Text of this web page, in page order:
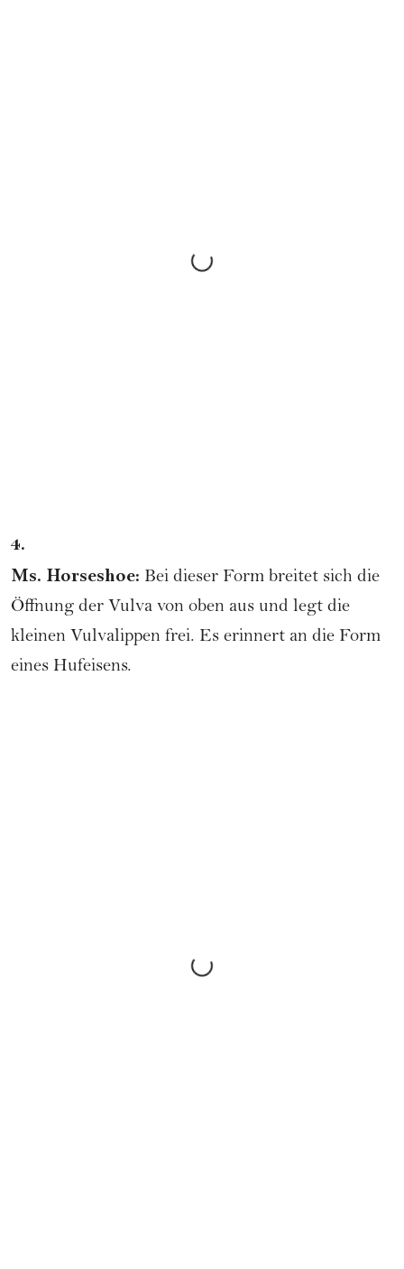
4.
Ms. Horseshoe: Bei dieser Form breitet sich die
Öffnung der Vulva von oben aus und legt die
kleinen Vulvalippen frei. Es erinnert an die Form
eines Hufeisens.